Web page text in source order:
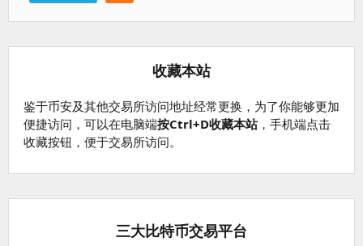
收藏本站
鉴于币安及其他交易所访问地址经常更换，为了你能够更加
便捷访问，可以在电脑端按Ctrl+D收藏本站，手机端点击
收藏按钮，便于交易所访问。
三大比特币交易平台